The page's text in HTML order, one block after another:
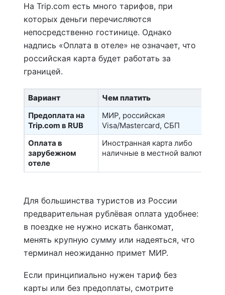
На Trip.com есть много тарифов, при
которых деньги перечисляются
непосредственно гостинице. Однако
надпись «Оплата в отеле» не означает, что
российская карта будет работать за
границей.
Вариант
Чем платить
Предоплата на
Trip.com в RUB
МИР, российская
Visa/Mastercard, СБП
Оплата в
зарубежном
отеле
Иностранная карта либо
наличные в местной валюте
Для большинства туристов из России
предварительная рублёвая оплата удобнее:
в поездке не нужно искать банкомат,
менять крупную сумму или надеяться, что
терминал неожиданно примет МИР.
Если принципиально нужен тариф без
карты или без предоплаты, смотрите